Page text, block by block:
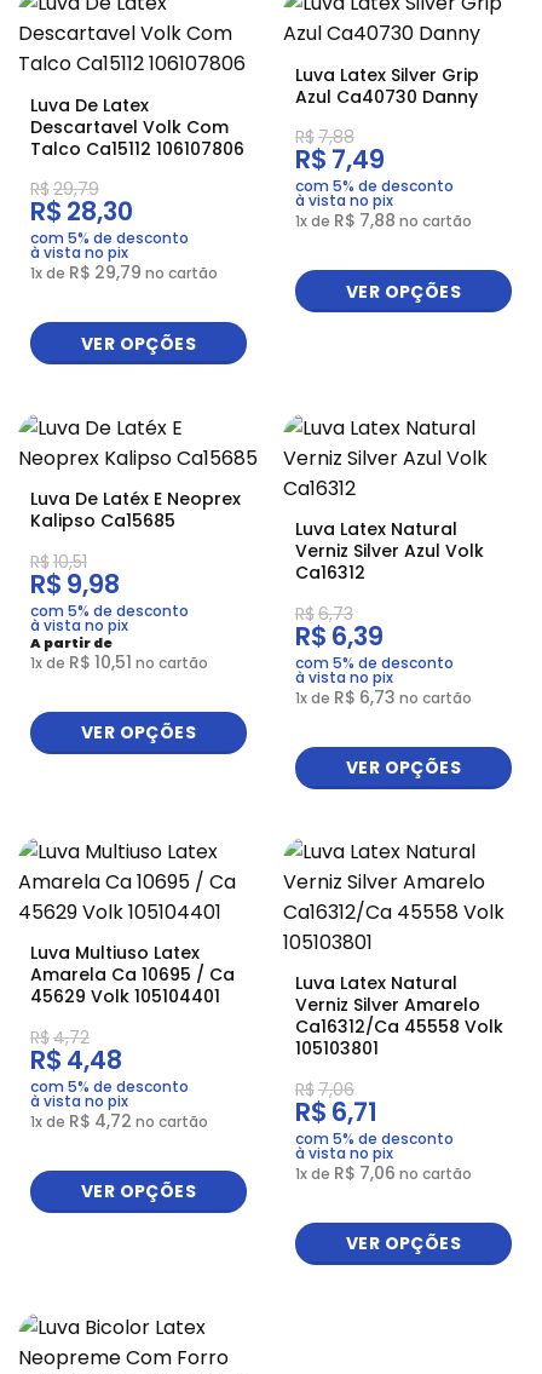
Luva De Latex
Descartavel Volk Com
Talco Ca15112 106107806
1x de R$ 29,79 no cartão
R$29,79
R$ 28,30
com 5% de desconto
à vista no pix
VER OPÇÕES
Luva Latex Silver Grip
Azul Ca40730 Danny
1x de R$ 7,88 no cartão
R$7,88
R$ 7,49
com 5% de desconto
à vista no pix
VER OPÇÕES
Luva De Latéx E Neoprex
Kalipso Ca15685
A partir de
1x de R$ 10,51 no cartão
R$10,51
R$ 9,98
com 5% de desconto
à vista no pix
VER OPÇÕES
Luva Latex Natural
Verniz Silver Azul Volk
Ca16312
1x de R$ 6,73 no cartão
R$6,73
R$ 6,39
com 5% de desconto
à vista no pix
VER OPÇÕES
Luva Multiuso Latex
Amarela Ca 10695 / Ca
45629 Volk 105104401
1x de R$ 4,72 no cartão
R$4,72
R$ 4,48
com 5% de desconto
à vista no pix
VER OPÇÕES
Luva Latex Natural
Verniz Silver Amarelo
Ca16312/Ca 45558 Volk
105103801
1x de R$ 7,06 no cartão
R$7,06
R$ 6,71
com 5% de desconto
à vista no pix
VER OPÇÕES